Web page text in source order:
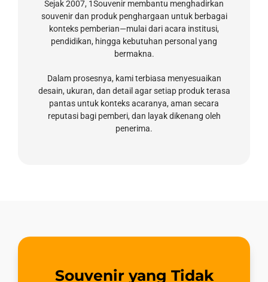
Sejak 2007, 1Souvenir membantu menghadirkan
souvenir dan produk penghargaan untuk berbagai
konteks pemberian—mulai dari acara institusi,
pendidikan, hingga kebutuhan personal yang
bermakna.
Dalam prosesnya, kami terbiasa menyesuaikan
desain, ukuran, dan detail agar setiap produk terasa
pantas untuk konteks acaranya, aman secara
reputasi bagi pemberi, dan layak dikenang oleh
penerima.
Souvenir yang Tidak